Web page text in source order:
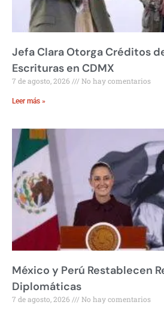
Jefa Clara Otorga Créditos
Escrituras en CDMX
7 de agosto, 2026 No hay comentarios
Leer más »
México y Perú Restablecen
Diplomáticas
7 de agosto, 2026 No hay comentarios